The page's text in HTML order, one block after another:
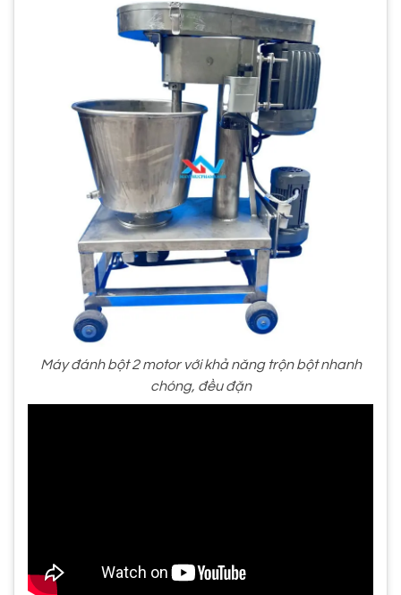
Máy đánh bột 2 motor với khả năng trộn bột nhanh
chóng, đều đặn